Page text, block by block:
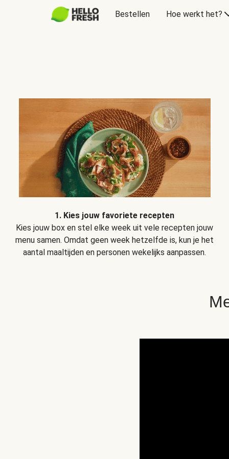
Bestellen Hoe werkt het?
1. Kies jouw favoriete recepten
Kies jouw box en stel elke week uit vele recepten jouw
menu samen. Omdat geen week hetzelfde is, kun je het
aantal maaltijden en personen wekelijks aanpassen.